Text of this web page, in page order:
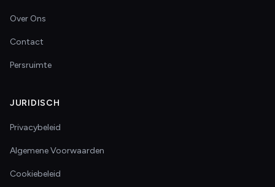
Over Ons
Contact
Persruimte
JURIDISCH
Privacybeleid
Algemene Voorwaarden
Cookiebeleid